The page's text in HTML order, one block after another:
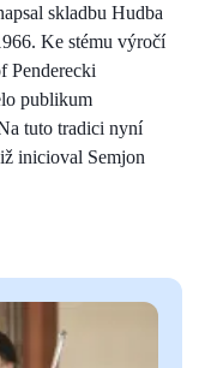
skladbu Hudba
Ke stému výročí
Penderecki
publikum
tuto tradici nyní
inicioval Semjon